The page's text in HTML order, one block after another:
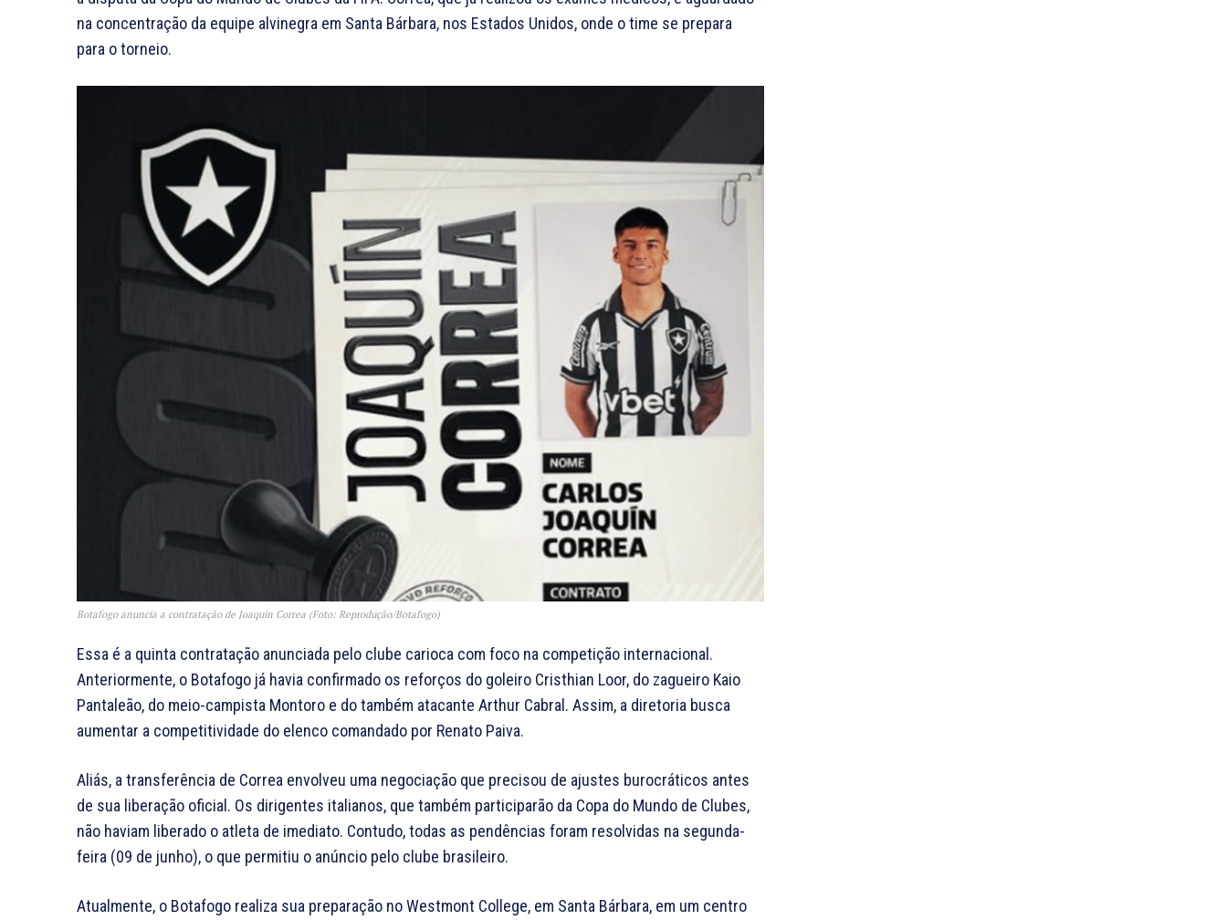
na concentração da equipe alvinegra em Santa Bárbara, nos Estados Unidos, onde o time se prepara
para o torneio.
Botafogo anuncia a contratação de Joaquín Correa (Foto: Reprodução/Botafogo)
Essa é a quinta contratação anunciada pelo clube carioca com foco na competição internacional.
Anteriormente, o Botafogo já havia confirmado os reforços do goleiro Cristhian Loor, do zagueiro Kaio
Pantaleão, do meio-campista Montoro e do também atacante Arthur Cabral. Assim, a diretoria busca
aumentar a competitividade do elenco comandado por Renato Paiva.
Aliás, a transferência de Correa envolveu uma negociação que precisou de ajustes burocráticos antes
de sua liberação oficial. Os dirigentes italianos, que também participarão da Copa do Mundo de Clubes,
não haviam liberado o atleta de imediato. Contudo, todas as pendências foram resolvidas na segunda-
feira (09 de junho), o que permitiu o anúncio pelo clube brasileiro.
Atualmente, o Botafogo realiza sua preparação no Westmont College, em Santa Bárbara, em um centro